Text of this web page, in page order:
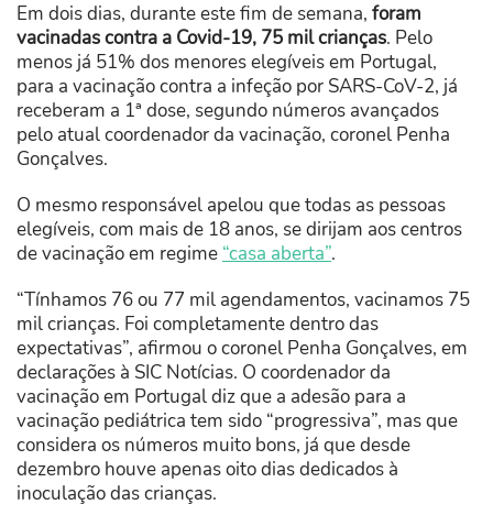
Em dois dias, durante este fim de semana, foram
vacinadas contra a Covid-19, 75 mil crianças. Pelo
menos já 51% dos menores elegíveis em Portugal,
para a vacinação contra a infeção por SARS-CoV-2, já
receberam a 1ª dose, segundo números avançados
pelo atual coordenador da vacinação, coronel Penha
Gonçalves.
O mesmo responsável apelou que todas as pessoas
elegíveis, com mais de 18 anos, se dirijam aos centros
de vacinação em regime “casa aberta”.
“Tínhamos 76 ou 77 mil agendamentos, vacinamos 75
mil crianças. Foi completamente dentro das
expectativas”, afirmou o coronel Penha Gonçalves, em
declarações à SIC Notícias. O coordenador da
vacinação em Portugal diz que a adesão para a
vacinação pediátrica tem sido “progressiva”, mas que
considera os números muito bons, já que desde
dezembro houve apenas oito dias dedicados à
inoculação das crianças.